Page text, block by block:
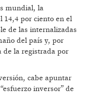
mundial, la
14,4 por ciento en el
de las internalizadas
del país y, por
de la registrada por
cabe apuntar
inversor” de